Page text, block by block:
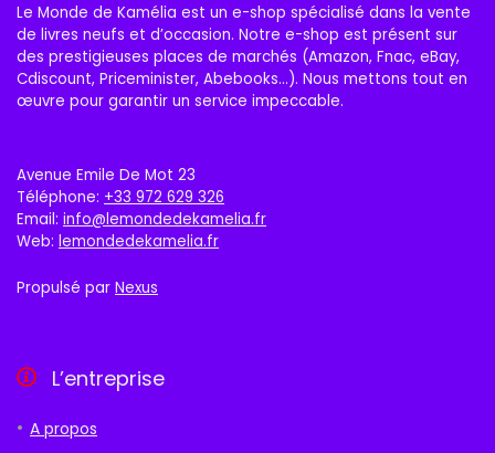
Le Monde de Kamélia est un e-shop spécialisé dans la vente
de livres neufs et d’occasion. Notre e-shop est présent sur
des prestigieuses places de marchés (Amazon, Fnac, eBay,
Cdiscount, Priceminister, Abebooks…). Nous mettons tout en
œuvre pour garantir un service impeccable.
Avenue Emile De Mot 23
Téléphone: +33 972 629 326
Email: info@lemondedekamelia.fr
Web: lemondedekamelia.fr
Propulsé par Nexus
L’entreprise
A propos